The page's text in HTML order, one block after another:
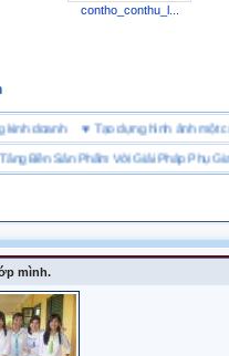
contho_conthu_l...
kinh doanh♥Tạo dựng hình ảnh
Bền Sản Phẩm Với Giải Pháp Phụ Gia
mình.